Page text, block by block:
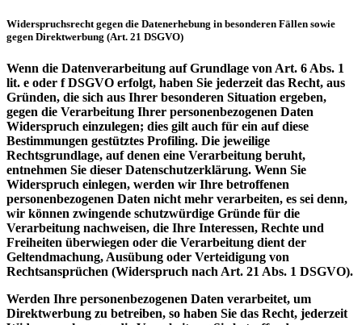
Widerspruchsrecht gegen die Datenerhebung in besonderen Fällen sowie
gegen Direktwerbung (Art. 21 DSGVO)
Wenn die Datenverarbeitung auf Grundlage von Art. 6 Abs. 1
lit. e oder f DSGVO erfolgt, haben Sie jederzeit das Recht, aus
Gründen, die sich aus Ihrer besonderen Situation ergeben,
gegen die Verarbeitung Ihrer personenbezogenen Daten
Widerspruch einzulegen; dies gilt auch für ein auf diese
Bestimmungen gestütztes Profiling. Die jeweilige
Rechtsgrundlage, auf denen eine Verarbeitung beruht,
entnehmen Sie dieser Datenschutzerklärung. Wenn Sie
Widerspruch einlegen, werden wir Ihre betroffenen
personenbezogenen Daten nicht mehr verarbeiten, es sei denn,
wir können zwingende schutzwürdige Gründe für die
Verarbeitung nachweisen, die Ihre Interessen, Rechte und
Freiheiten überwiegen oder die Verarbeitung dient der
Geltendmachung, Ausübung oder Verteidigung von
Rechtsansprüchen (Widerspruch nach Art. 21 Abs. 1 DSGVO).
Werden Ihre personenbezogenen Daten verarbeitet, um
Direktwerbung zu betreiben, so haben Sie das Recht, jederzeit